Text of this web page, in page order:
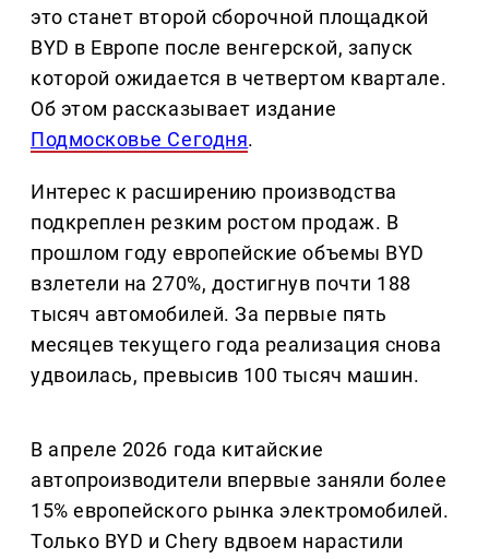
это станет второй сборочной площадкой
BYD в Европе после венгерской, запуск
которой ожидается в четвертом квартале.
Об этом рассказывает издание
Подмосковье Сегодня.
Интерес к расширению производства
подкреплен резким ростом продаж. В
прошлом году европейские объемы BYD
взлетели на 270%, достигнув почти 188
тысяч автомобилей. За первые пять
месяцев текущего года реализация снова
удвоилась, превысив 100 тысяч машин.
В апреле 2026 года китайские
автопроизводители впервые заняли более
15% европейского рынка электромобилей.
Только BYD и Chery вдвоем нарастили